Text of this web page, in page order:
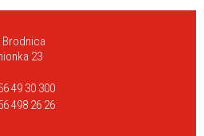
Brodnica
23
49 30 300
498 26 26